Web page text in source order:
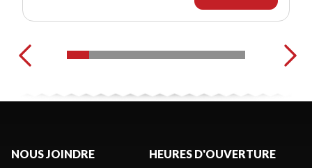
NOUS JOINDRE HEURES D'OUVERTURE